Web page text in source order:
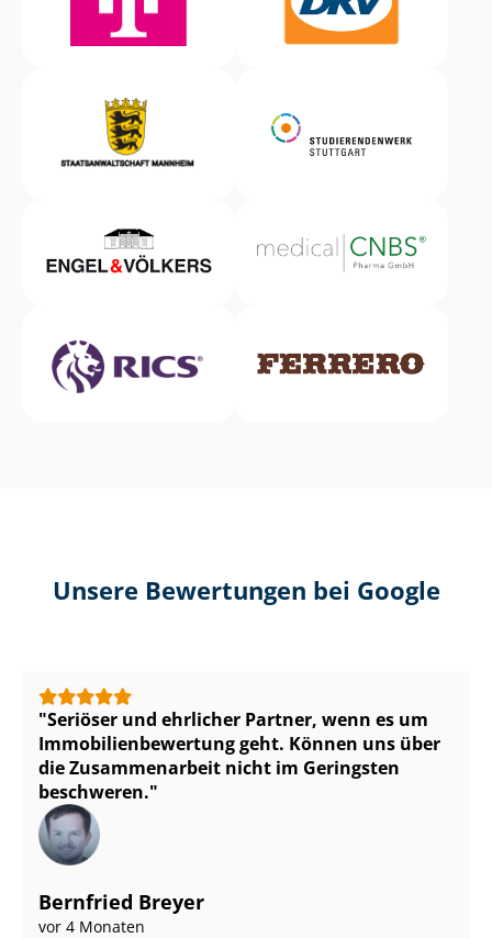
Unsere Bewertungen bei Google
Seriöser und ehrlicher Partner, wenn es um
Im­mo­bi­li­en­be­wer­tung geht. Können uns über
die Zusammenarbeit nicht im Geringsten
beschweren.
Bernfried Breyer
vor 4 Monaten